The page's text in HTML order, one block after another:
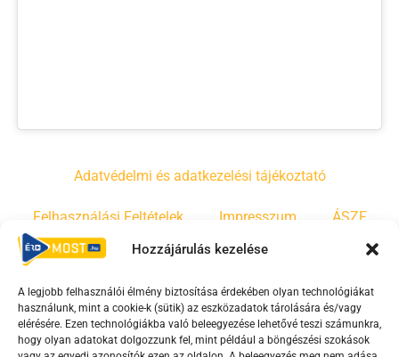
Hozzájárulás kezelése
A legjobb felhasználói élmény biztosítása érdekében olyan technológiákat
használunk, mint a cookie-k (sütik) az eszközadatok tárolására és/vagy
elérésére. Ezen technológiákba való beleegyezése lehetővé teszi számunkra,
hogy olyan adatokat dolgozzunk fel, mint például a böngészési szokások
Adatvédelmi és adatkezelési tájékoztató
Felhasználási Feltételek Impresszum ÁSZF
Irányelvek Moderálási szabályzat
F
a
Y
o
T
i